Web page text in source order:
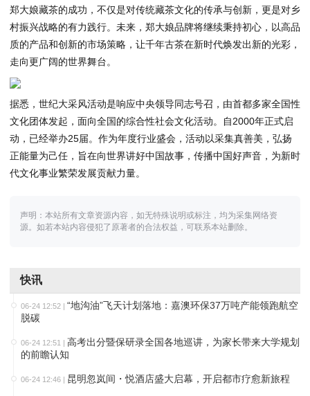
郑大娘藏茶的成功，不仅是对传统藏茶文化的传承与创新，更是对乡
村振兴战略的有力践行。未来，郑大娘品牌将继续秉持初心，以高品
质的产品和创新的市场策略，让千年古茶在新时代焕发出新的光彩，
走向更广阔的世界舞台。
据悉，世纪大采风活动是响应中央领导同志号召，由首都多家全国性
文化团体发起，面向全国的综合性社会文化活动。自2000年正式启
动，已经举办25届。作为年度行业盛会，活动以采集真善美，弘扬
正能量为己任，旨在向世界讲好中国故事，传播中国好声音，为新时
代文化事业繁荣发展贡献力量。
声明：本站所有文章资源内容，如无特殊说明或标注，均为采集网络资
源。如若本站内容侵犯了原著者的合法权益，可联系本站删除。
快讯
06-24 12:52 | “地沟油”飞天计划落地：嘉澳环保37万吨产能领跑航空
脱碳
06-24 12:51 | 高考出分暨保研录全国各地巡讲，为家长带来大学规划
的前瞻认知
06-24 12:46 | 昆明忽岚间・悦酒店盛大启幕，开启都市疗愈新旅程